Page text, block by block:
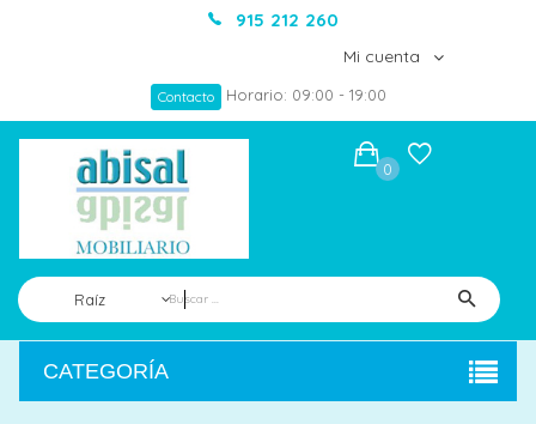
915 212 260
Mi cuenta
Contacto Horario: 09:00 - 19:00
Raíz
0
CATEGORÍA